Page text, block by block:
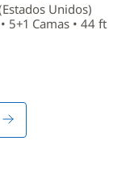
Unidos)
5+1 Camas • 44 ft